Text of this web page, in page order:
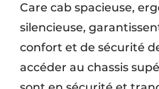
Care cab spacieuse,
silencieuse,
confort et de sécurité
accéder au chassis